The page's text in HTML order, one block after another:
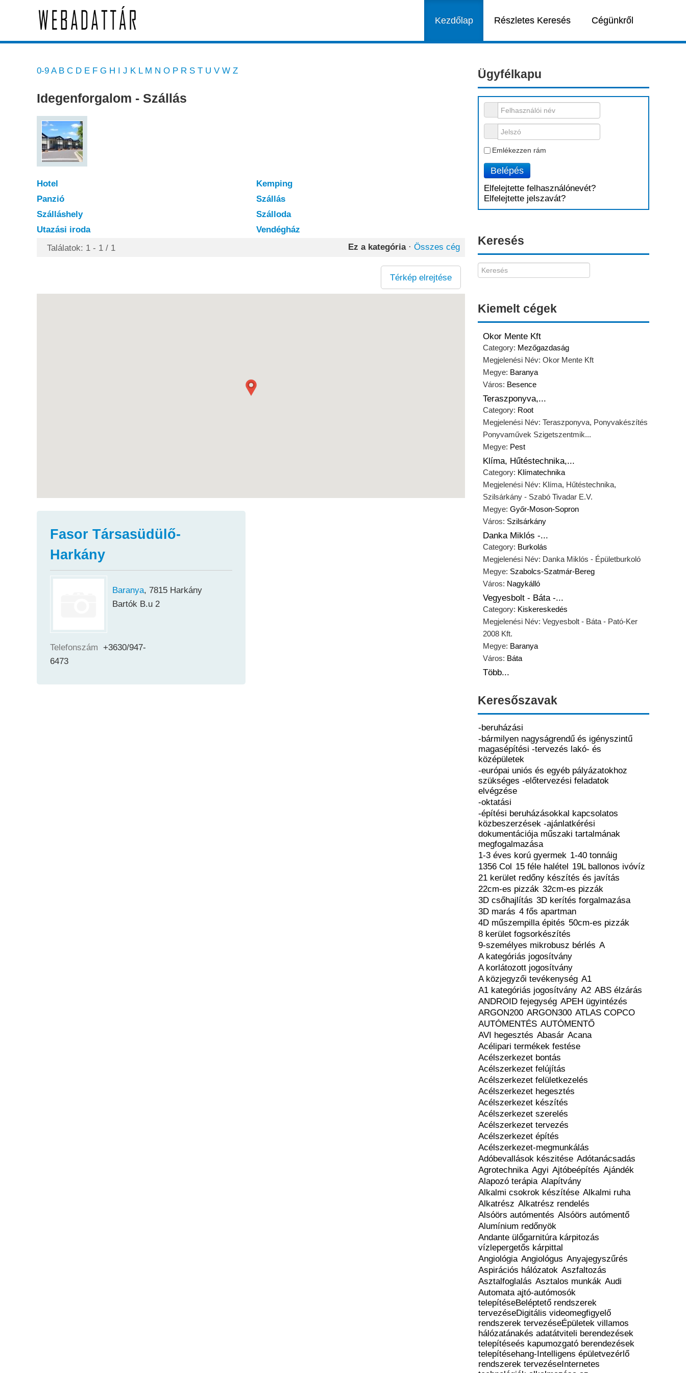
Kezdőlap Részletes Keresés Cégünkről
0-9 A B C D E F G H I J K L M N O P R S T U V W Z
Idegenforgalom - Szállás
Hotel
Kemping
Panzió
Szállás
Szálláshely
Szálloda
Utazási iroda
Vendégház
Találatok: 1 - 1 / 1
Ez a kategória· Összes cég
Térkép elrejtése
Fasor Társasüdülő-
Harkány
Baranya, 7815 Harkány
Bartók B.u 2
Telefonszám +3630/947-
6473
Ügyfélkapu
Felhasználói név
Jelszó
Emlékezzen rám
Belépés
Elfelejtette felhasználónevét?
Elfelejtette jelszavát?
Keresés
Kiemelt cégek
Okor Mente Kft
Category: Mezőgazdaság
Megjelenési Név: Okor Mente Kft
Megye: Baranya
Város: Besence
Teraszponyva,...
Category: Root
Megjelenési Név: Teraszponyva, Ponyvakészítés
Ponyvaművek Szigetszentmik...
Megye: Pest
Klíma, Hűtéstechnika,...
Category: Klímatechnika
Megjelenési Név: Klíma, Hűtéstechnika,
Szilsárkány - Szabó Tivadar E.V.
Megye: Győr-Moson-Sopron
Város: Szilsárkány
Danka Miklós -...
Category: Burkolás
Megjelenési Név: Danka Miklós - Épületburkoló
Megye: Szabolcs-Szatmár-Bereg
Város: Nagykálló
Vegyesbolt - Báta -...
Category: Kiskereskedés
Megjelenési Név: Vegyesbolt - Báta - Pató-Ker
2008 Kft.
Megye: Baranya
Város: Báta
Több...
Keresőszavak
-beruházási
-bármilyen nagyságrendű és igényszintű
magasépítési -tervezés lakó- és
középületek
-európai uniós és egyéb pályázatokhoz
szükséges -előtervezési feladatok
elvégzése
-oktatási
-építési beruházásokkal kapcsolatos
közbeszerzések -ajánlatkérési
dokumentációja műszaki tartalmának
megfogalmazása
1-3 éves korú gyermek 1-40 tonnáig
1356 Col 15 féle halétel 19L ballonos ivóvíz
21 kerület redőny készítés és javítás
22cm-es pizzák 32cm-es pizzák
3D csőhajlítás 3D kerítés forgalmazása
3D marás 4 fős apartman
4D műszempilla épités 50cm-es pizzák
8 kerület fogsorkészítés
9-személyes mikrobusz bérlés A
A kategóriás jogosítvány
A korlátozott jogosítvány
A közjegyzői tevékenység A1
A1 kategóriás jogosítvány A2 ABS élzárás
ANDROID fejegység APEH ügyintézés
ARGON200 ARGON300 ATLAS COPCO
AUTÓMENTÉS AUTÓMENTŐ
AVI hegesztés Abasár Acana
Acélipari termékek festése
Acélszerkezet bontás
Acélszerkezet felújítás
Acélszerkezet felületkezelés
Acélszerkezet hegesztés
Acélszerkezet készítés
Acélszerkezet szerelés
Acélszerkezet tervezés
Acélszerkezet építés
Acélszerkezet-megmunkálás
Adóbevallások készitése Adótanácsadás
Agrotechnika Agyi Ajtóbeépítés Ajándék
Alapozó terápia Alapítvány
Alkalmi csokrok készítése Alkalmi ruha
Alkatrész Alkatrész rendelés
Alsóörs autómentés Alsóörs autómentő
Alumínium redőnyök
Andante ülőgarnitúra kárpitozás
vízlepergetős kárpittal
Angiológia Angiológus Anyajegyszűrés
Aspirációs hálózatok Aszfaltozás
Asztalfoglalás Asztalos munkák Audi
Automata ajtó-autómosók
telepítéseBeléptető rendszerek
tervezéseDigitális videomegfigyelő
rendszerek tervezéseÉpületek villamos
hálózatánakés adatátviteli berendezések
telepítéseés kapumozgató berendezések
telepítésehang-Intelligens épületvezérlő
rendszerek tervezéseInternetes